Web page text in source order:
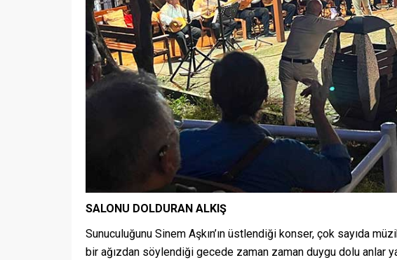
SALONU DOLDURAN ALKIŞ
Sunuculuğunu Sinem Aşkın’ın üstlendiği konser, çok sayıda
bir ağızdan söylendiği gecede zaman zaman duygu dolu anlar